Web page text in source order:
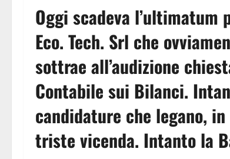
Oggi scadeva
Eco. Tech. Srl che
sottrae all’audizione
Contabile sui Bilanci.
candidature che legano,
triste vicenda. Intanto la